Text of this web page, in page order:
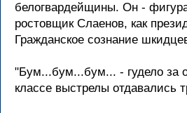
белогвардейщины. Он -
ростовщик Слаенов, как
Гражданское сознание
"Бум...бум...бум... - гудело за
классе выстрелы отдавались